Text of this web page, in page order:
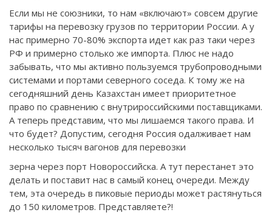
Если мы не союзники, то нам «включают» совсем другие
тарифы на перевозку грузов по территории России. А у
нас примерно 70-80% экспорта идет как раз таки через
РФ и примерно столько же импорта. Плюс не надо
забывать, что мы активно пользуемся трубопроводными
системами и портами северного соседа. К тому же на
сегодняшний день Казахстан имеет приоритетное
право по сравнению с внутрироссийскими поставщиками.
А теперь представим, что мы лишаемся такого права. И
что будет? Допустим, сегодня Россия одалживает нам
несколько тысяч вагонов для перевозки
зерна через порт Новороссийска. А тут перестанет это
делать и поставит нас в самый конец очереди. Между
тем, эта очередь в пиковые периоды может растянуться
до 150 километров. Представляете?!